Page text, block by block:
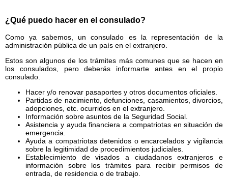
¿Qué puedo hacer en el consulado?
Como ya sabemos, un consulado es la representación de la
administración pública de un país en el extranjero.
Estos son algunos de los trámites más comunes que se hacen en
los consulados, pero deberás informarte antes en el propio
consulado.
Hacer y/o renovar pasaportes y otros documentos oficiales.
Partidas de nacimiento, defunciones, casamientos, divorcios,
adopciones, etc. ocurridos en el extranjero.
Información sobre asuntos de la Seguridad Social.
Asistencia y ayuda financiera a compatriotas en situación de
emergencia.
Ayuda a compatriotas detenidos o encarcelados y vigilancia
sobre la legitimidad de procedimientos judiciales.
Establecimiento de visados a ciudadanos extranjeros e
información sobre los trámites para recibir permisos de
entrada, de residencia o de trabajo.